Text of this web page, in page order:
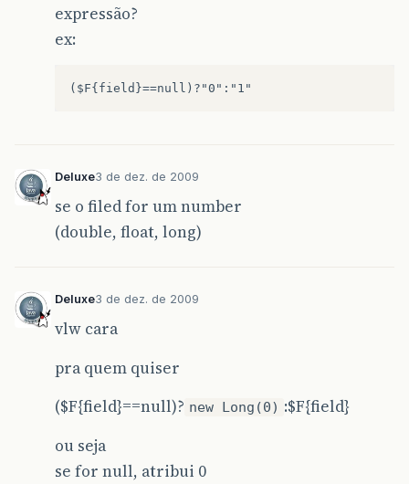
expressão?
ex:
Deluxe3 de dez. de 2009
se o filed for um number
(double, float, long)
Deluxe3 de dez. de 2009
vlw cara
pra quem quiser
($F{field}==null)? new Long(0) :$F{field}
ou seja
se for null, atribui 0